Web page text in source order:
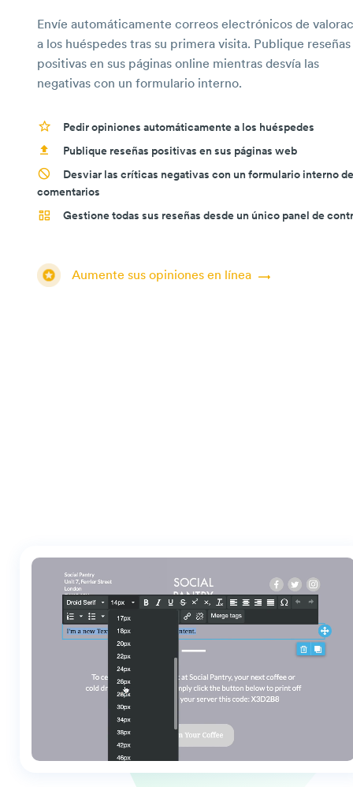
Envíe automáticamente correos electrónicos de
a los huéspedes tras su primera visita. Publique reseñas
positivas en sus páginas online mientras desvía las
negativas con un formulario interno.
Pedir opiniones automáticamente a los huéspedes
Publique reseñas positivas en sus páginas web
Desviar las críticas negativas con un formulario interno de
comentarios
Gestione todas sus reseñas desde un único panel de
Aumente sus opiniones en línea